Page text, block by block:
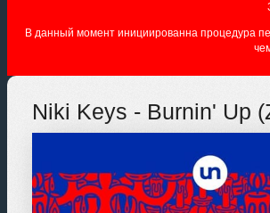
В данный момент инициированна процедура
Niki Keys - Burnin' Up